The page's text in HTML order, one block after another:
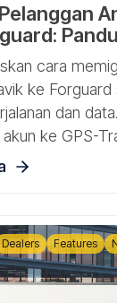
cara
ke Forguard
dan
ke GPS-
dan
Dealers Features